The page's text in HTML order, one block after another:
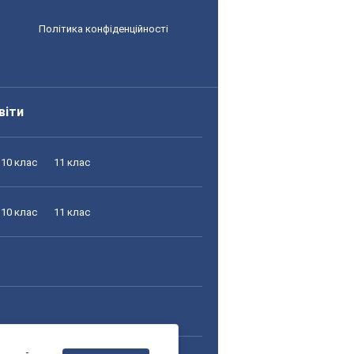
Політика конфіденційності
10 клас 11 клас
10 клас 11 клас